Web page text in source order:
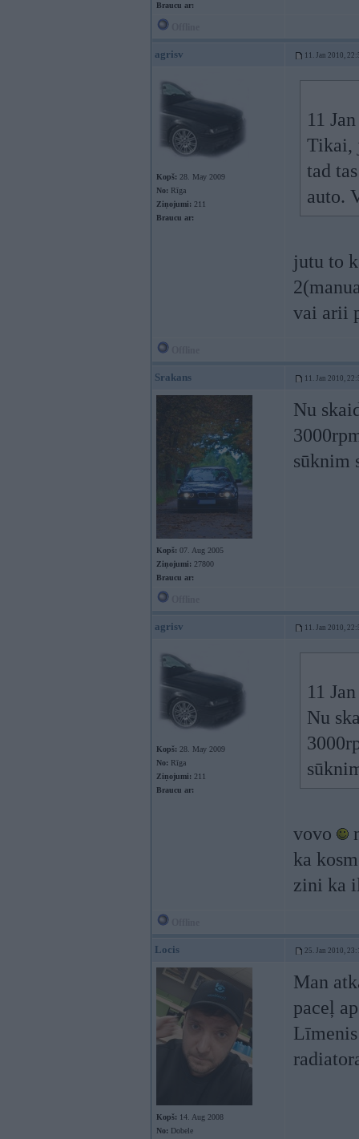
Braucu ar:
agrisv 11. Jan 2010,
Kopš: 28. May 2009
No: Rīga
Ziņojumi: 211
Braucu ar:
11
Tikai,
tad
auto.
jutu to
vai arii
Srakans 11. Jan 2010,
Kopš: 07. Aug 2005
Ziņojumi: 27800
Braucu ar:
Nu
sūknim
agrisv 11. Jan 2010,
Kopš: 28. May 2009
No: Rīga
Ziņojumi: 211
Braucu ar:
11
Nu
vovo
ka
zini ka
Locis 25. Jan 2010,
Kopš: 14. Aug 2008
No: Dobele
Man
paceļ